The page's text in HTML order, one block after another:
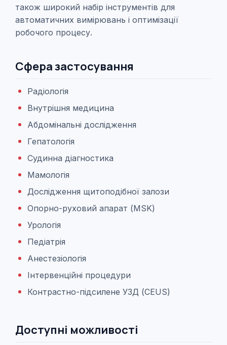
також широкий набір інструментів для
автоматичних вимірювань і оптимізації
робочого процесу.
Сфера застосування
Радіологія
Внутрішня медицина
Абдомінальні дослідження
Гепатологія
Судинна діагностика
Мамологія
Дослідження щитоподібної залози
Опорно-руховий апарат (MSK)
Урологія
Педіатрія
Анестезіологія
Інтервенційні процедури
Контрастно-підсилене УЗД (CEUS)
Доступні можливості